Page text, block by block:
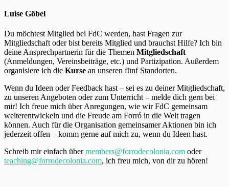
Luise Göbel
Du möchtest Mitglied bei FdC werden, hast Fragen zur
Mitgliedschaft oder bist bereits Mitglied und brauchst Hilfe? Ich bin
deine Ansprechpartnerin für die Themen Mitgliedschaft
(Anmeldungen, Vereinsbeiträge, etc.) und Partizipation. Außerdem
organisiere ich die Kurse an unseren fünf Standorten.
Wenn du Ideen oder Feedback hast – sei es zu deiner Mitgliedschaft,
zu unseren Angeboten oder zum Unterricht – melde dich gern bei
mir! Ich freue mich über Anregungen, wie wir FdC gemeinsam
weiterentwickeln und die Freude am Forró in die Welt tragen
können. Auch für die Organisation gemeinsamer Aktionen bin ich
jederzeit offen – komm gerne auf mich zu, wenn du Ideen hast.
Schreib mir einfach übermembers@forrodecolonia.com oder
teaching@forrodecolonia.com, ich freu mich, von dir zu hören!